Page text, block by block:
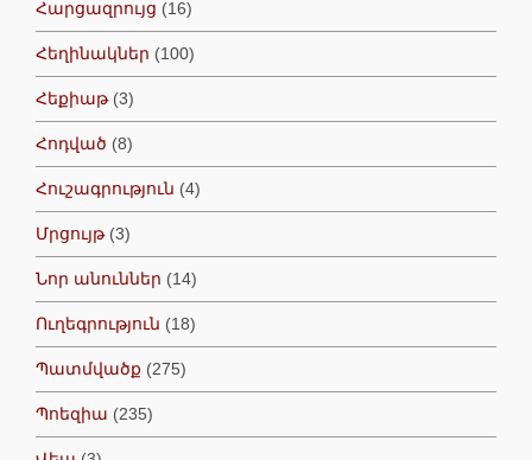
Հարցազրույց (16)
Հեղինակներ (100)
Հեքիաթ(3)
Հոդված (8)
Հուշագրություն (4)
Մրցույթ(3)
Նոր անուններ (14)
Ուղեգրություն (18)
Պատմվածք (275)
Պոեզիա (235)